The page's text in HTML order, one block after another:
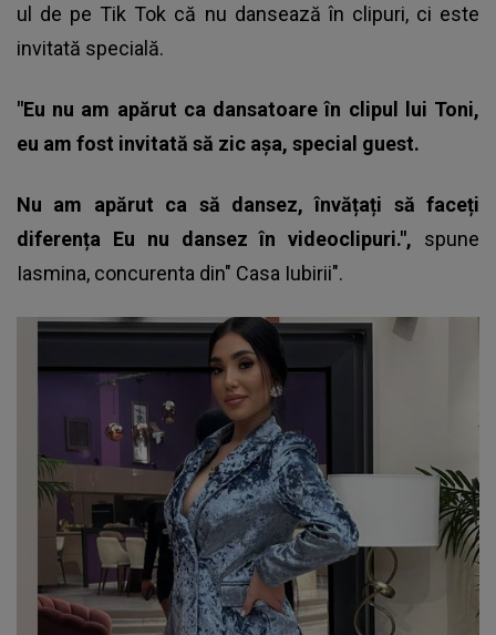
ul de pe Tik Tok că nu dansează în clipuri, ci este
invitată specială.
"Eu nu am apărut ca dansatoare în clipul lui Toni,
eu am fost invitată să zic așa, special guest.
Nu am apărut ca să dansez, învățați să faceți
diferența Eu nu dansez în videoclipuri.", spune
Iasmina, concurenta din" Casa Iubirii".